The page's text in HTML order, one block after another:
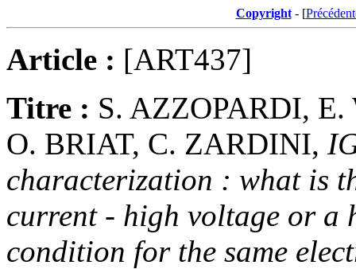
Copyright- [
Article : [ART437]
Titre : S. AZZOPARDI,
O. BRIAT, C. ZARDINI,
characterization : what is
current - high voltage or a
condition for the same